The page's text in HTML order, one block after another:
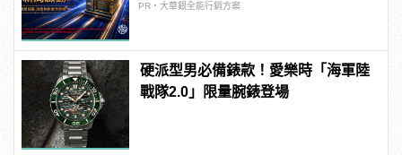
PR・大華銀全能行銷方案
硬派型男必備錶款！愛樂時「海軍陸
戰隊2.0」限量腕錶登場